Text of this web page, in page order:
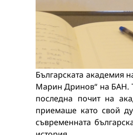
Българската академия
Марин Дринов“ на БАН.
последна почит на
приемаше като свой
съвременната